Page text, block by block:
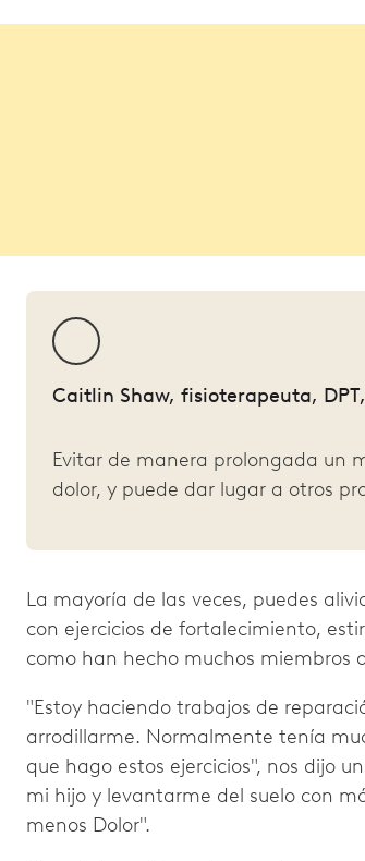
Caitlin Shaw, fisioterapeuta,
Evitar de manera prolongada un
dolor, y puede dar lugar a otros
La mayoría de las veces, puedes
con ejercicios de fortalecimiento,
como han hecho muchos miembros
"Estoy haciendo trabajos de
arrodillarme. Normalmente tenía
que hago estos ejercicios", nos dijo
mi hijo y levantarme del suelo con
menos Dolor".